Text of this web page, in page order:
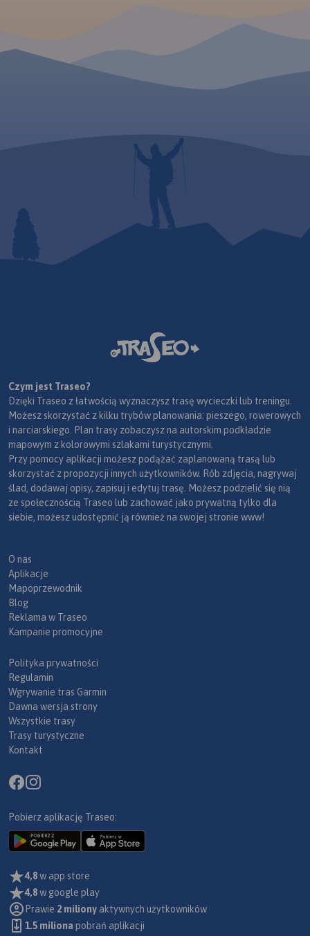
Czym jest Traseo?
Dzięki Traseo z łatwością wyznaczysz trasę wycieczki lub treningu.
Możesz skorzystać z kilku trybów planowania: pieszego, rowerowych
i narciarskiego. Plan trasy zobaczysz na autorskim podkładzie
mapowym z kolorowymi szlakami turystycznymi.
Przy pomocy aplikacji możesz podążać zaplanowaną trasą lub
skorzystać z propozycji innych użytkowników. Rób zdjęcia, nagrywaj
ślad, dodawaj opisy, zapisuj i edytuj trasę. Możesz podzielić się nią
ze społecznością Traseo lub zachować jako prywatną tylko dla
siebie, możesz udostępnić ją również na swojej stronie www!
O nas
Aplikacje
Mapoprzewodnik
Blog
Reklama w Traseo
Kampanie promocyjne
Polityka prywatności
Regulamin
Wgrywanie tras Garmin
Dawna wersja strony
Wszystkie trasy
Trasy turystyczne
Kontakt
Pobierz aplikację Traseo:
4,8w app store
4,8w google play
Prawie 2 miliony aktywnych użytkowników
1.5 miliona pobrań aplikacji